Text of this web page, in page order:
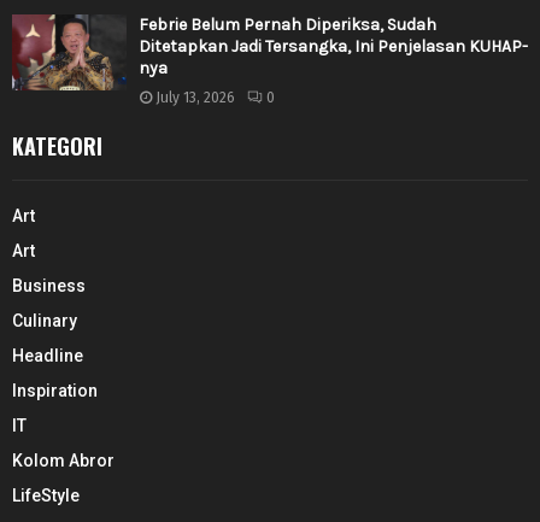
Febrie Belum Pernah Diperiksa, Sudah
Ditetapkan Jadi Tersangka, Ini Penjelasan KUHAP-
nya
July 13, 2026 0
KATEGORI
Art
Art
Business
Culinary
Headline
Inspiration
IT
Kolom Abror
LifeStyle